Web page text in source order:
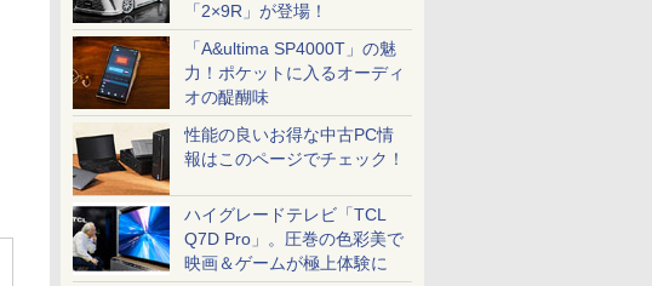
「2×9R」が登場！
「A&ultima SP4000T」の魅
力！ポケットに入るオーディ
オの醍醐味
性能の良いお得な中古PC情
報はこのページでチェック！
ハイグレードテレビ「TCL
Q7D Pro」。圧巻の色彩美で
映画＆ゲームが極上体験に